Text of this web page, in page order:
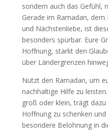
sondern auch das Gefühl,
Gerade im Ramadan,
und Nächstenliebe, ist
besonders spürbar. Eure
Hoffnung, stärkt den
über Ländergrenzen
Nutzt den Ramadan, um
nachhaltige Hilfe zu
groß oder klein, trägt
Hoffnung zu schenken
besondere Belohnung in